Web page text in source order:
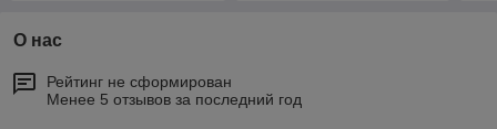
О нас
Рейтинг не сформирован
Менее 5 отзывов за последний год